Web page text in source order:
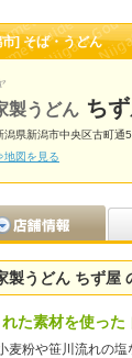
市] そば・うどん
製うどん ち
潟県新潟市中央区古町
図を見る
製うどん ちず屋
た素材を使った
麦粉や笹川流れの